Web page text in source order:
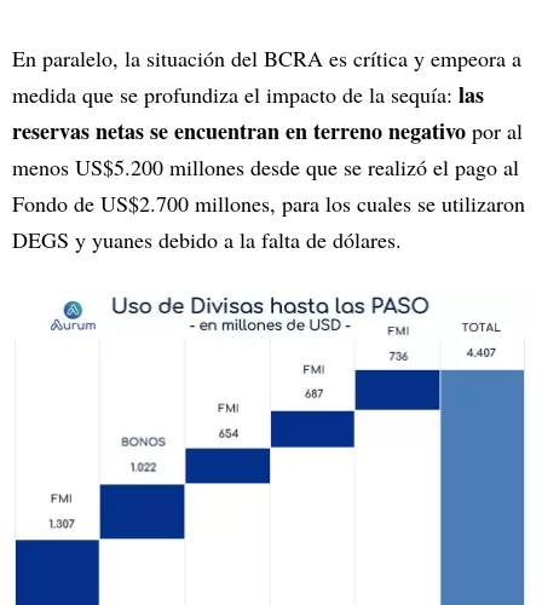
En paralelo, la situación del BCRA es crítica y empeora a
medida que se profundiza el impacto de la sequía: las
reservas netas se encuentran en terreno negativo por al
menos US$5.200 millones desde que se realizó el pago al
Fondo de US$2.700 millones, para los cuales se utilizaron
DEGS y yuanes debido a la falta de dólares.